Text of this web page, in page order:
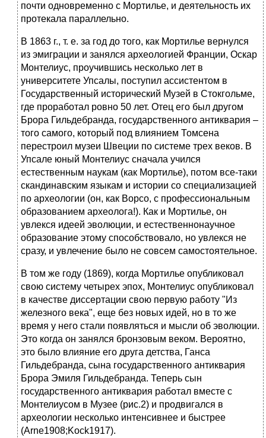
почти одновременно с Мортилье, и деятельность их
протекала параллельно.
В 1863 г., т. е. за год до того, как Мортилье вернулся
из эмиграции и занялся археологией Франции, Оскар
Монтелиус, проучившись несколько лет в
университете Упсалы, поступил ассистентом в
Государственный исторический Музей в Стокгольме,
где проработал ровно 50 лет. Отец его был другом
Брора Гильдебранда, государственного антиквария –
того самого, который под влиянием Томсена
перестроил музеи Швеции по системе трех веков. В
Упсале юный Монтелиус сначала учился
естественным наукам (как Мортилье), потом все-таки
скандинавским языкам и истории со специализацией
по археологии (он, как Ворсо, с профессиональным
образованием археолога!). Как и Мортилье, он
увлекся идеей эволюции, и естественнонаучное
образование этому способствовало, но увлекся не
сразу, и увлечение было не совсем самостоятельное.
В том же году (1869), когда Мортилье опубликовал
свою систему четырех эпох, Монтелиус опубликовал
в качестве диссертации свою первую работу "Из
железного века", еще без новых идей, но в то же
время у него стали появляться и мысли об эволюции.
Это когда он занялся бронзовым веком. Вероятно,
это было влияние его друга детства, Ганса
Гильдебранда, сына государственного антиквария
Брора Эмиля Гильдебранда. Теперь сын
государственного антиквария работал вместе с
Монтелиусом в Музее (рис.2) и продвигался в
археологии несколько интенсивнее и быстрее
(Arne1908;Kock1917).